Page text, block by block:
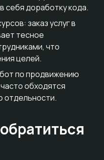
себя доработку кода.
заказ услуг в
тесное
что
целей.
по продвижению
обходятся
отдельности.